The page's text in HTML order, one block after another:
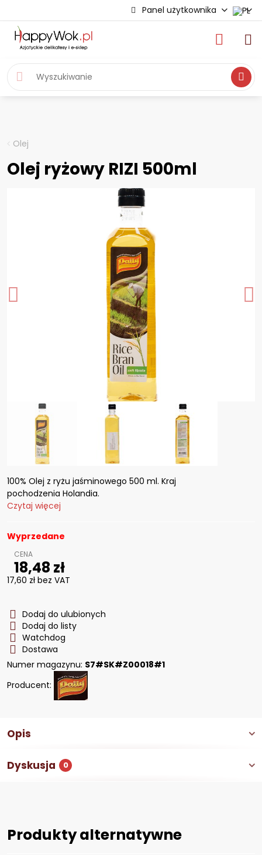
Panel użytkownika
Olej
Olej ryżowy RIZI 500ml
100% Olej z ryżu jaśminowego 500 ml. Kraj
pochodzenia Holandia.
Czytaj więcej
Wyprzedane
18,48 zł
17,60 zł bez VAT
Dodaj do ulubionych
Dodaj do listy
Watchdog
Dostawa
Numer magazynu: S7#SK#Z00018#1
Producent:
Opis
Dyskusja 0
Produkty alternatywne